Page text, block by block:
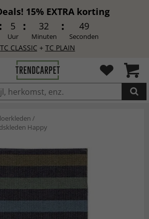
15% EXTRA korting
5
Uur
32
Minuten
48
Seconden
TC CLASSIC + TC PLAIN
DE WINKELWAGEN GELEGD
/
Happy